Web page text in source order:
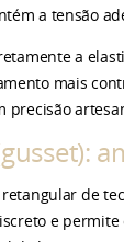
a tensão
a
mais
precisão
de
e